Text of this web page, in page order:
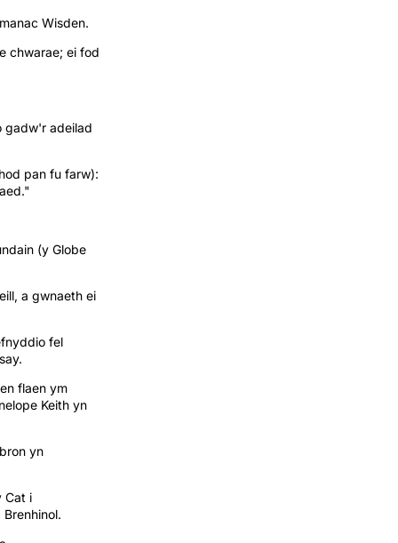
Wisden.
chwarae; ei fod
gadw'r adeilad
pan fu farw):
(y Globe
a gwnaeth ei
fel
flaen ym
Keith yn
yn
Cat i